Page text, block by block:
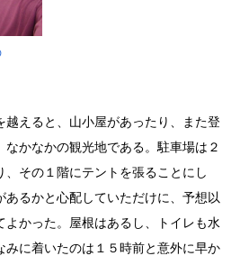
えると、山小屋があったり、また登
かなかの観光地である。駐車場は２
、その１階にテントを張ることにし
あるかと心配していただけに、予想以
よかった。屋根はあるし、トイレも水
みに着いたのは１５時前と意外に早か